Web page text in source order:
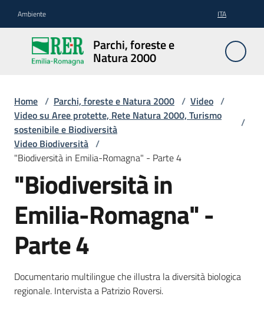
Ambiente ITA
Parchi, foreste e
Natura 2000
Parchi,
foreste
e
2000
Aree
Protette
Rete
Natura
2000
Foreste
Home / Parchi, foreste e Natura 2000 / Video /
Video su Aree protette, Rete Natura 2000, Turismo
sostenibile e Biodiversità
/
Video Biodiversità /
"Biodiversità in Emilia-Romagna" - Parte 4
"Biodiversità in
Emilia-Romagna" -
Parte 4
Documentario multilingue che illustra la diversità biologica
regionale. Intervista a Patrizio Roversi.